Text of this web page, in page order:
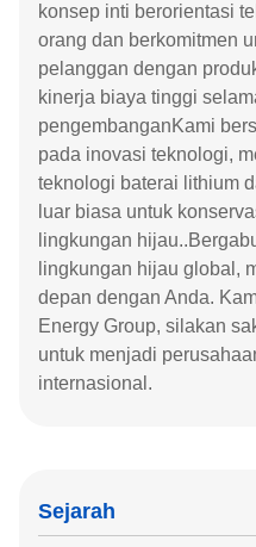
konsep inti berorientasi
orang dan berkomitmen
pelanggan dengan
kinerja biaya tinggi
pengembanganKami
pada inovasi teknologi,
teknologi baterai lithium
luar biasa untuk
lingkungan
lingkungan hijau global,
depan dengan Anda.
Energy Group, silakan
untuk menjadi
internasional.
Sejarah